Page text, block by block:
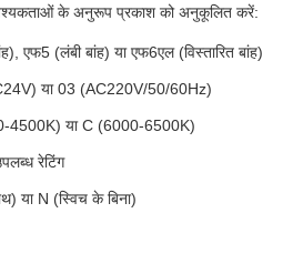
के अनुरूप प्रकाश को अनुकूलित करें:
एफ5 (लंबी बांह) या एफ6एल (विस्तारित बांह)
या 03 (AC220V/50/60Hz)
4500K) या C (6000-6500K)
रेटिंग
या N (स्विच के बिना)